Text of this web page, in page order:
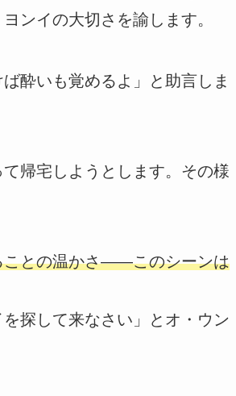
ンイの大切さを諭します。
酔いも覚めるよ」と助言しま
帰宅しようとします。その様
ことの温かさ――このシーンは
探して来なさい」とオ・ウン